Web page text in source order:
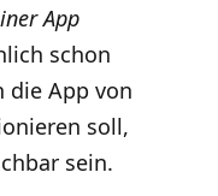
App
schon
die App von
soll,
sein.